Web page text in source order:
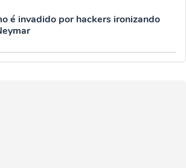
é invadido por hackers ironizando